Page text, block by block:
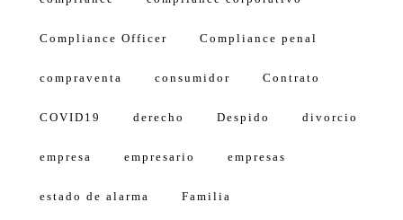
Compliance Officer Compliance penal
compraventa consumidor Contrato
COVID19 derecho Despido divorcio
empresa empresario empresas
estado de alarma Familia